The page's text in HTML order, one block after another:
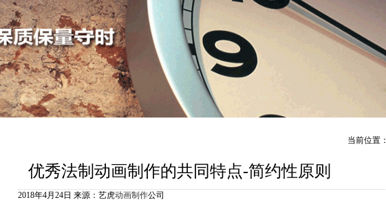
当前位置：
优秀法制动画制作的共同特点-简约性原则
2018年4月24日 来源：艺虎动画制作公司